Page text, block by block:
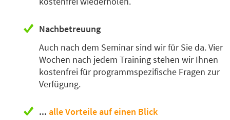
Nachbetreuung
Auch nach dem Seminar sind wir für Sie da. Vier
Wochen nach jedem Training stehen wir Ihnen
kostenfrei für programmspezifische Fragen zur
Verfügung.
... alle Vorteile auf einen Blick